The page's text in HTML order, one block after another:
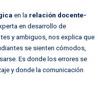
en la relación docente-
en desarrollo de
y ambiguos, nos explica que
se sienten cómodos,
Es donde los errores se
y donde la comunicación